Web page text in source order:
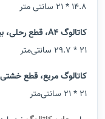
14.8 * 21 سانتی متر
کاتالوگ A4، قطع رحلی، بیاضی
۲۱ * 29.7 سانتی‌متر
کاتالوگ مربع، قطع خشتی
۲۱ * ۲۱ سانتی‌متر